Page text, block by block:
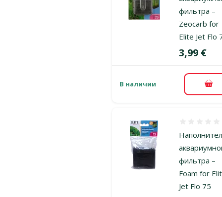
фильтра –
Zeocarb for
Elite Jet Flo
Цена
3,99 €
В наличии В
фильтра –
Foam for
Jet Flo 75